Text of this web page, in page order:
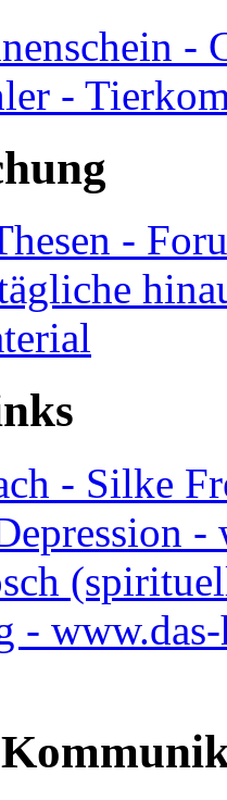
-
-
-
- Silke
-